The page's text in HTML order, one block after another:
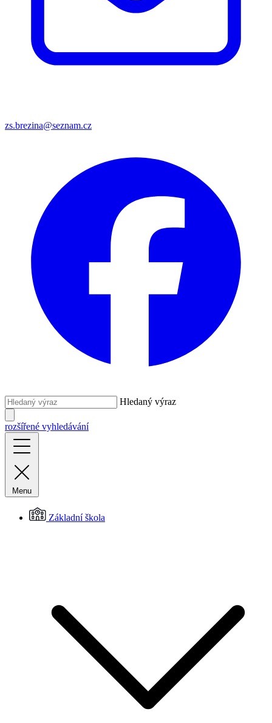
zs.brezina@seznam.cz
Hledaný výraz
rozšířené vyhledávání
Menu
Základní škola